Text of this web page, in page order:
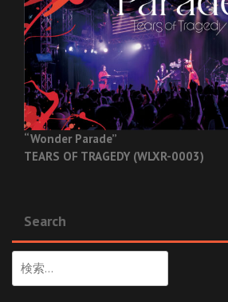
“Wonder Parade”
TEARS OF TRAGEDY (WLXR-0003)
Search
索: